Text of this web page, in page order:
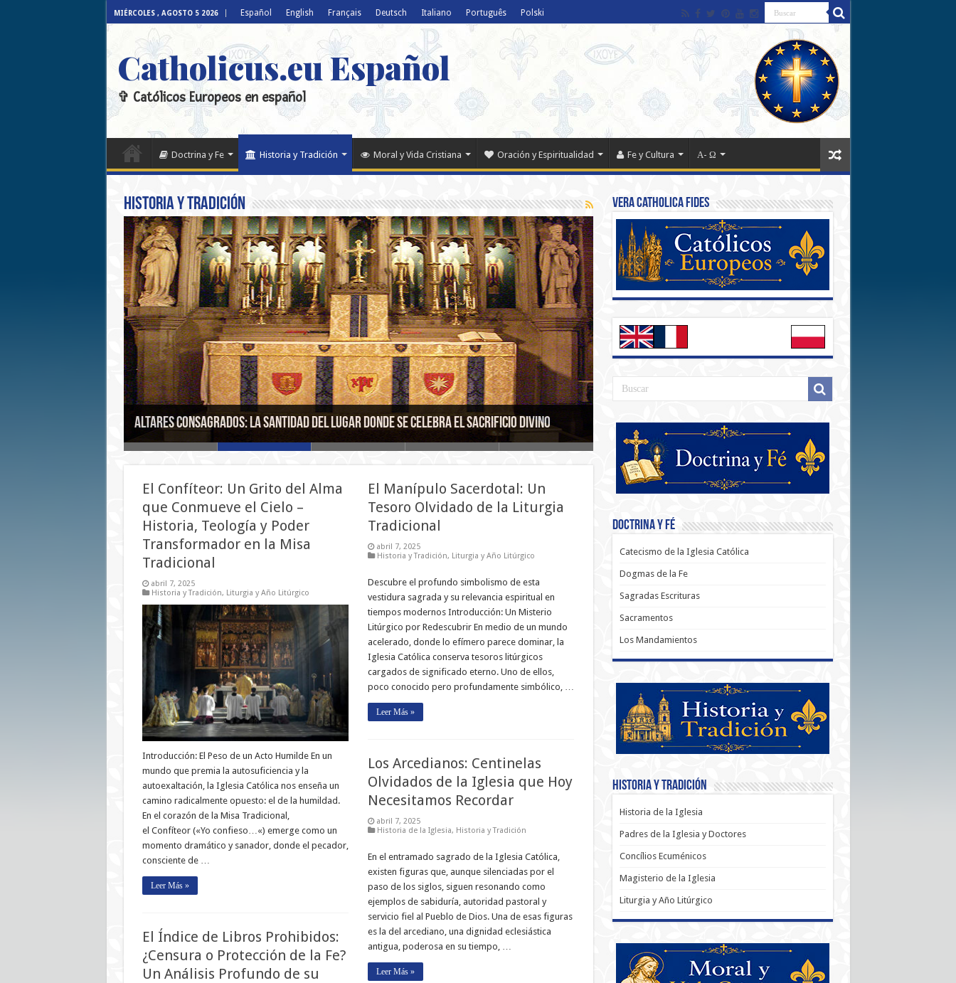
MIÉRCOLES , AGOSTO 5 2026 Español English Français Deutsch Italiano Português Polski
Catholicus.eu Español
✞ Católicos Europeos en español
Doctrina y Fe Historia y Tradición Moral y Vida Cristiana Oración y Espiritualidad Fe y Cultura Α- Ω
Historia y Tradición
San Juan Crisóstomo: El León de Dios que Sigue Rugiendo en Nuestro Tiempo
Altares consagrados: la santidad del lugar donde se celebra el sacrificio divino
La Evangelización de América: Misión, Historia y Legado Espiritual
Hostias y Partículas: El Milagro Silencioso del Altar
Errores Frecuentes en la Misa: Claves para una Participación Más Profunda y
Consciente
El Confíteor: Un Grito del Alma
que Conmueve el Cielo –
Historia, Teología y Poder
Transformador en la Misa
Tradicional
abril 7, 2025
Historia y Tradición, Liturgia y Año Litúrgico
Introducción: El Peso de un Acto Humilde En un
mundo que premia la autosuficiencia y la
autoexaltación, la Iglesia Católica nos enseña un
camino radicalmente opuesto: el de la humildad.
En el corazón de la Misa Tradicional,
el Confíteor («Yo confieso…«) emerge como un
momento dramático y sanador, donde el pecador,
consciente de …
Leer Más »
El Manípulo Sacerdotal: Un
Tesoro Olvidado de la Liturgia
Tradicional
abril 7, 2025
Historia y Tradición, Liturgia y Año Litúrgico
Descubre el profundo simbolismo de esta
vestidura sagrada y su relevancia espiritual en
tiempos modernos Introducción: Un Misterio
Litúrgico por Redescubrir En medio de un mundo
acelerado, donde lo efímero parece dominar, la
Iglesia Católica conserva tesoros litúrgicos
cargados de significado eterno. Uno de ellos,
poco conocido pero profundamente simbólico, …
Leer Más »
Los Arcedianos: Centinelas
Olvidados de la Iglesia que Hoy
Necesitamos Recordar
abril 7, 2025
Historia de la Iglesia, Historia y Tradición
En el entramado sagrado de la Iglesia Católica,
existen figuras que, aunque silenciadas por el
paso de los siglos, siguen resonando como
ejemplos de sabiduría, autoridad pastoral y
servicio fiel al Pueblo de Dios. Una de esas figuras
es la del arcediano, una dignidad eclesiástica
antigua, poderosa en su tiempo, …
Leer Más »
El Índice de Libros Prohibidos:
¿Censura o Protección de la Fe?
Un Análisis Profundo de su
Vera Catholica Fides
Doctrina y Fé
Catecismo de la Iglesia Católica
Dogmas de la Fe
Sagradas Escrituras
Sacramentos
Los Mandamientos
Historia y Tradición
Historia de la Iglesia
Padres de la Iglesia y Doctores
Concílios Ecuménicos
Magisterio de la Iglesia
Liturgia y Año Litúrgico